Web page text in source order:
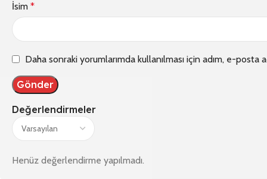
Değerlendirmeler
Henüz değerlendirme yapılmadı.
İsim *
Daha sonraki yorumlarımda kullanılması için adım, e-